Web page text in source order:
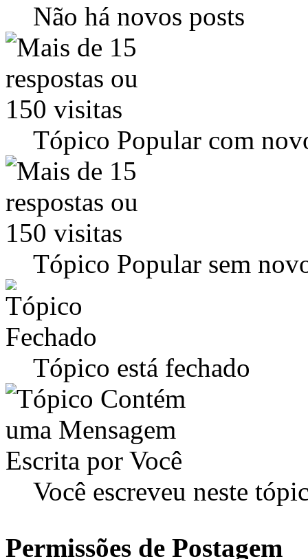
Não há novos posts
Tópico Popular com
Tópico Popular sem
Tópico está fechado
Você escreveu neste
Permissões de Postagem